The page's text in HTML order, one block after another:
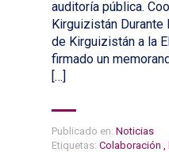
auditoría pública.
Kirguizistán Durante
de Kirguizistán a la
firmado un
[…]
Publicado en: Noticias
Etiquetas: Colaboración